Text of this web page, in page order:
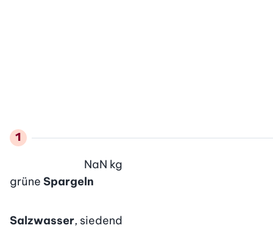
grüne Spargeln
NaN kg
Salzwasser, siedend